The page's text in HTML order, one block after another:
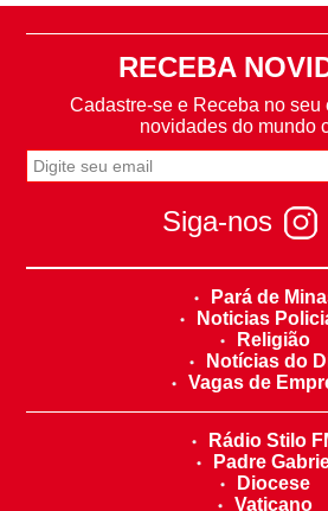
RECEBA
Cadastre-se e Receba no seu
novidades do mundo
Siga-nos
Pará de
Noticias
Religião
Notícias do
Vagas de
Rádio Stilo
Padre
Diocese
Vaticano